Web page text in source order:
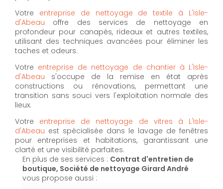
Votre entreprise de nettoyage de textile à L'Isle-
d'Abeau offre des services de nettoyage en
profondeur pour canapés, rideaux et autres textiles,
utilisant des techniques avancées pour éliminer les
taches et odeurs.
Votre entreprise de nettoyage de chantier à L'Isle-
d'Abeau s'occupe de la remise en état après
constructions ou rénovations, permettant une
transition sans souci vers l'exploitation normale des
lieux.
Votre entreprise de nettoyage de vitres à L'Isle-
d'Abeau est spécialisée dans le lavage de fenêtres
pour entreprises et habitations, garantissant une
clarté et une visibilité parfaites.
En plus de ses services : Contrat d'entretien de
boutique, Société de nettoyage Girard André
vous propose aussi :